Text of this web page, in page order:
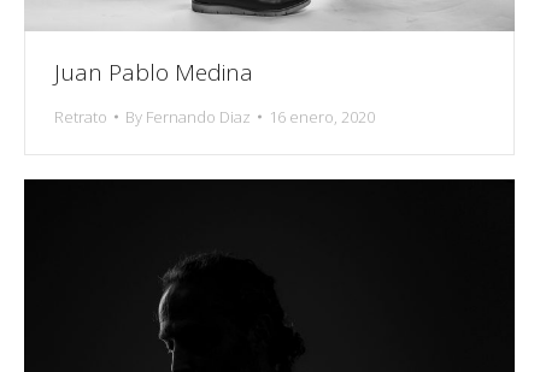
Juan Pablo Medina
Retrato By Fernando Diaz 16 enero, 2020